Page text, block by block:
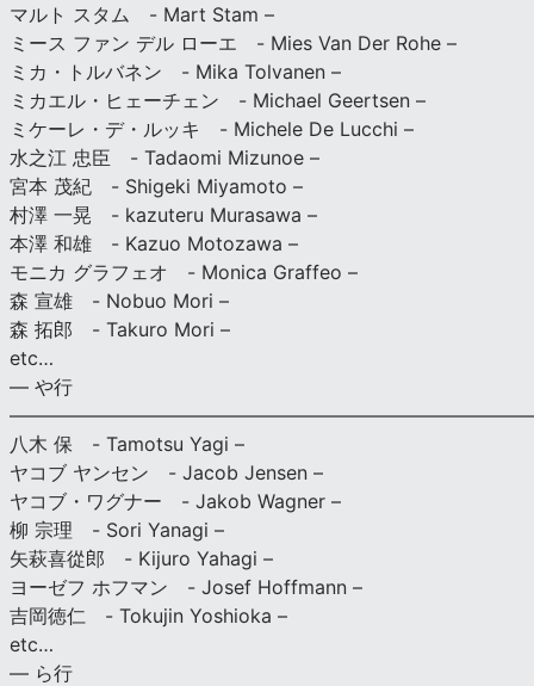
マルト スタム - Mart Stam –
ミース ファン デル ローエ - Mies Van Der Rohe –
ミカ・トルバネン - Mika Tolvanen –
ミカエル・ヒェーチェン - Michael Geertsen –
ミケーレ・デ・ルッキ - Michele De Lucchi –
水之江 忠臣 - Tadaomi Mizunoe –
宮本 茂紀 - Shigeki Miyamoto –
村澤 一晃 - kazuteru Murasawa –
本澤 和雄 - Kazuo Motozawa –
モニカ グラフェオ - Monica Graffeo –
森 宣雄 - Nobuo Mori –
森 拓郎 - Takuro Mori –
etc…
— や行
八木 保 - Tamotsu Yagi –
ヤコブ ヤンセン - Jacob Jensen –
ヤコブ・ワグナー - Jakob Wagner –
柳 宗理 - Sori Yanagi –
矢萩喜從郎 - Kijuro Yahagi –
ヨーゼフ ホフマン - Josef Hoffmann –
吉岡徳仁 - Tokujin Yoshioka –
etc…
— ら行